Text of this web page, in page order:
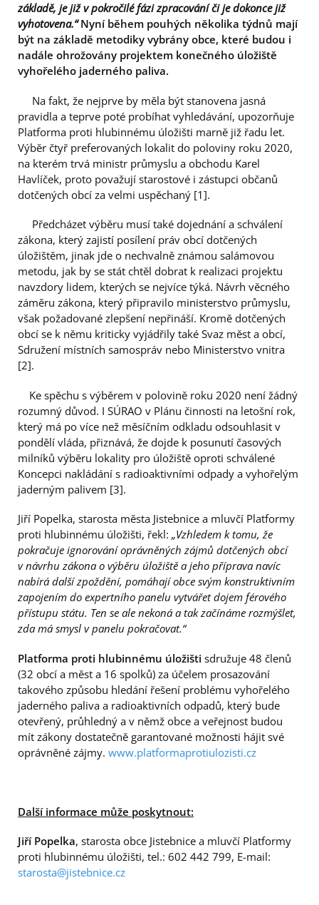
základě, je již v pokročilé fázi zpracování či je dokonce již
vyhotovena.“Nyní během pouhých několika týdnů mají
být na základě metodiky vybrány obce, které budou i
nadále ohrožovány projektem konečného úložiště
vyhořelého jaderného paliva.
Na fakt, že nejprve by měla být stanovena jasná
pravidla a teprve poté probíhat vyhledávání, upozorňuje
Platforma proti hlubinnému úložišti marně již řadu let.
Výběr čtyř preferovaných lokalit do poloviny roku 2020,
na kterém trvá ministr průmyslu a obchodu Karel
Havlíček, proto považují starostové i zástupci občanů
dotčených obcí za velmi uspěchaný [1].
Předcházet výběru musí také dojednání a schválení
zákona, který zajistí posílení práv obcí dotčených
úložištěm, jinak jde o nechvalně známou salámovou
metodu, jak by se stát chtěl dobrat k realizaci projektu
navzdory lidem, kterých se nejvíce týká. Návrh věcného
záměru zákona, který připravilo ministerstvo průmyslu,
však požadované zlepšení nepřináší. Kromě dotčených
obcí se k němu kriticky vyjádřily také Svaz měst a obcí,
Sdružení místních samospráv nebo Ministerstvo vnitra
[2].
Ke spěchu s výběrem v polovině roku 2020 není žádný
rozumný důvod. I SÚRAO v Plánu činnosti na letošní rok,
který má po více než měsíčním odkladu odsouhlasit v
pondělí vláda, přiznává, že dojde k posunutí časových
milníků výběru lokality pro úložiště oproti schválené
Koncepci nakládání s radioaktivními odpady a vyhořelým
jaderným palivem [3].
Jiří Popelka, starosta města Jistebnice a mluvčí Platformy
proti hlubinnému úložišti, řekl: „Vzhledem k tomu, že
pokračuje ignorování oprávněných zájmů dotčených obcí
v návrhu zákona o výběru úložiště a jeho příprava navíc
nabírá další zpoždění, pomáhají obce svým konstruktivním
zapojením do expertního panelu vytvářet dojem férového
přístupu státu. Ten se ale nekoná a tak začínáme rozmýšlet,
zda má smysl v panelu pokračovat.“
Platforma proti hlubinnému úložišti sdružuje 48 členů
(32 obcí a měst a 16 spolků) za účelem prosazování
takového způsobu hledání řešení problému vyhořelého
jaderného paliva a radioaktivních odpadů, který bude
otevřený, průhledný a v němž obce a veřejnost budou
mít zákony dostatečně garantované možnosti hájit své
oprávněné zájmy. www.platformaprotiulozisti.cz
Další informace může poskytnout:
Jiří Popelka, starosta obce Jistebnice a mluvčí Platformy
proti hlubinnému úložišti, tel.: 602 442 799, E-mail:
starosta@jistebnice.cz